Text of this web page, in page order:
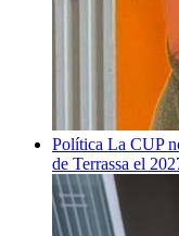
Política La CUP
de Terrassa el